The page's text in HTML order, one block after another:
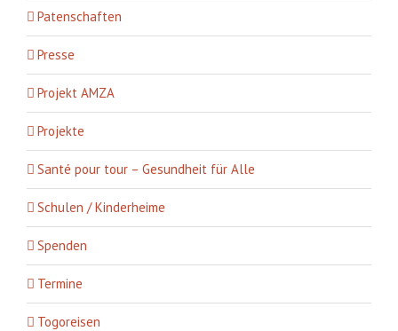
Patenschaften
Presse
Projekt AMZA
Projekte
Santé pour tour – Gesundheit für Alle
Schulen / Kinderheime
Spenden
Termine
Togoreisen